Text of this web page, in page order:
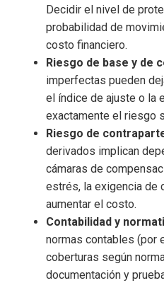
Decidir el nivel de
probabilidad de
costo financiero.
Riesgo de base y de
imperfectas pueden
el índice de ajuste o la
exactamente el riesgo
Riesgo de
derivados implican
cámaras de
estrés, la exigencia de
aumentar el costo.
Contabilidad y
normas contables (por
coberturas según
documentación y